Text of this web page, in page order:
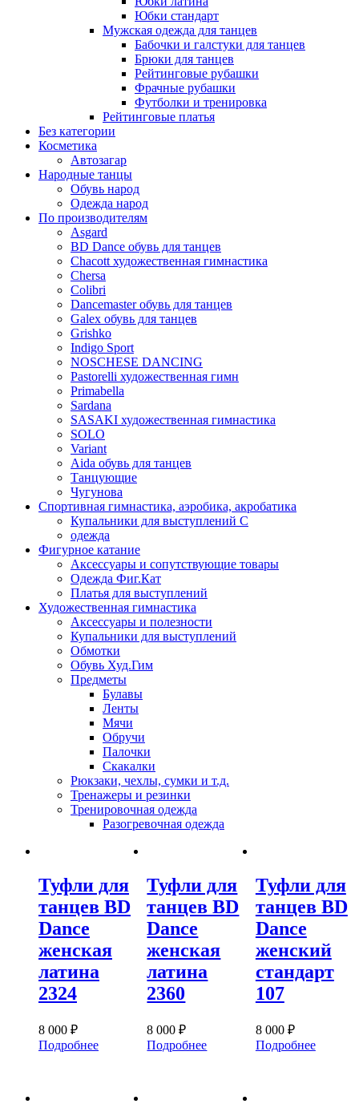
Юбки стандарт
Мужская одежда для танцев
Бабочки и галстуки для танцев
Брюки для танцев
Рейтинговые рубашки
Фрачные рубашки
Футболки и тренировка
Рейтинговые платья
Без категории
Косметика
Автозагар
Народные танцы
Обувь народ
Одежда народ
По производителям
Asgard
BD Dance обувь для танцев
Chacott художественная гимнастика
Chersa
Colibri
Dancemaster обувь для танцев
Galex обувь для танцев
Grishko
Indigo Sport
NOSCHESE DANCING
Pastorelli художественная гимн
Primabella
Sardana
SASAKI художественная гимнастика
SOLO
Variant
Аida обувь для танцев
Танцующие
Чугунова
Спортивная гимнастика, аэробика, акробатика
Купальники для выступлений С
одежда
Фигурное катание
Аксессуары и сопутствующие товары
Одежда Фиг.Кат
Платья для выступлений
Художественная гимнастика
Аксессуары и полезности
Купальники для выступлений
Обмотки
Обувь Худ.Гим
Предметы
Булавы
Ленты
Мячи
Обручи
Палочки
Скакалки
Рюкзаки, чехлы, сумки и т.д.
Тренажеры и резинки
Тренировочная одежда
Разогревочная одежда
Туфли для
танцев BD
Dance
женская
латина
2324
8 000 ₽
Подробнее
Туфли для
танцев BD
Dance
женская
латина
2360
8 000₽
Подробнее
Туфли для
танцев BD
Dance
женский
стандарт
107
8 000 ₽
Подробнее